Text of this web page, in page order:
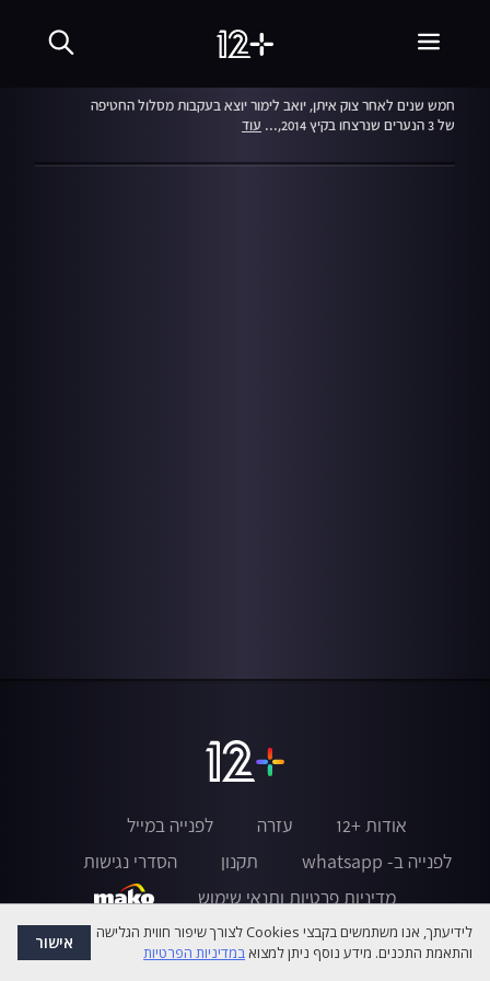
חטיפה בזמן אמת
חמש שנים לאחר צוק איתן, יואב לימור יוצא בעקבות מסלול החטיפה
של 3 הנערים שנרצחו בקיץ 2014,...
עוד
אודות +12 עזרה
לפנייה במייל
לפנייה ב- whatsapp
תקנון
הסדרי נגישות
מדיניות פרטיות ותנאי שימוש
לידיעתך, אנו משתמשים בקבצי Cookies לצורך שיפור חווית הגלישה
והתאמת התכנים. מידע נוסף ניתן למצואבמדיניות הפרטיות אישור